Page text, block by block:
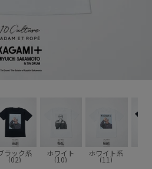
ラック系
(02)
ホワイト
(10)
ホワイト系
(11)